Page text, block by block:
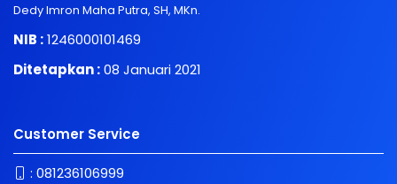
Dedy Imron Maha Putra, SH, MKn.
NIB :1246000101469
Ditetapkan :08 Januari 2021
Customer Service
: 081236106999